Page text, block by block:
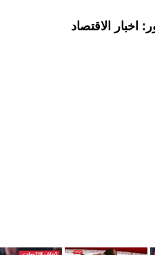
اخبار الاقتصاد